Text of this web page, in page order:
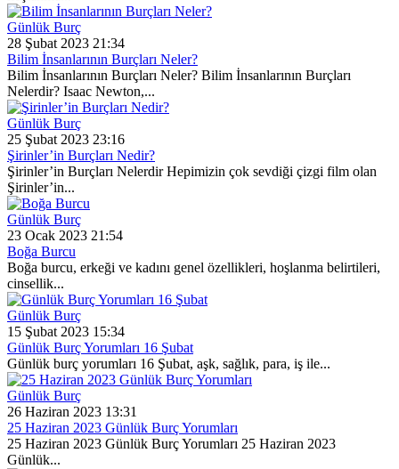
Günlük Burç
28 Şubat 2023 21:34
Bilim İnsanlarının Burçları Neler?
Bilim İnsanlarının Burçları Neler? Bilim İnsanlarının Burçları
Nelerdir? Isaac Newton,...
Günlük Burç
25 Şubat 2023 23:16
Şirinler’in Burçları Nedir?
Şirinler’in Burçları Nelerdir Hepimizin çok sevdiği çizgi film olan
Şirinler’in...
Günlük Burç
23 Ocak 2023 21:54
Boğa Burcu
Boğa burcu, erkeği ve kadını genel özellikleri, hoşlanma belirtileri,
cinsellik...
Günlük Burç
15 Şubat 2023 15:34
Günlük Burç Yorumları 16 Şubat
Günlük burç yorumları 16 Şubat, aşk, sağlık, para, iş ile...
Günlük Burç
26 Haziran 2023 13:31
25 Haziran 2023 Günlük Burç Yorumları
25 Haziran 2023 Günlük Burç Yorumları 25 Haziran 2023
Günlük...